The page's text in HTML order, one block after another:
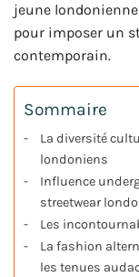
jeune
pour imposer un
contemporain.
Sommaire
La diversité
londoniens
Influence
streetwear
Les
La fashion
les tenues